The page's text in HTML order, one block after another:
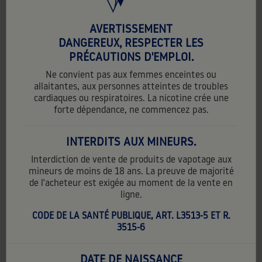
AVERTISSEMENT
DANGEREUX, RESPECTER LES
PRÉCAUTIONS D'EMPLOI.
Ne convient pas aux femmes enceintes ou
allaitantes, aux personnes atteintes de troubles
cardiaques ou respiratoires. La nicotine crée une
forte dépendance, ne commencez pas.
INTERDITS AUX MINEURS.
Interdiction de vente de produits de vapotage aux
mineurs de moins de 18 ans. La preuve de majorité
de l'acheteur est exigée au moment de la vente en
ligne.
CODE DE LA SANTÉ PUBLIQUE, ART. L3513-5 ET R.
3515-6
BLACK CHERRY
TTC 5,90 € par unité
10 ml